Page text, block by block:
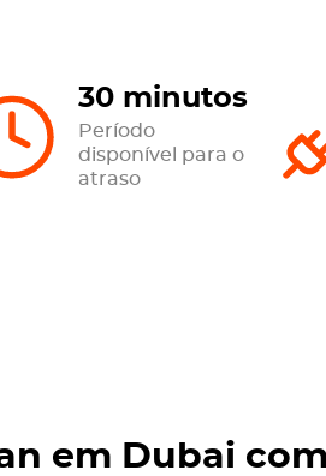
30 minutos
Período
disponível para o
atraso
em Dubai